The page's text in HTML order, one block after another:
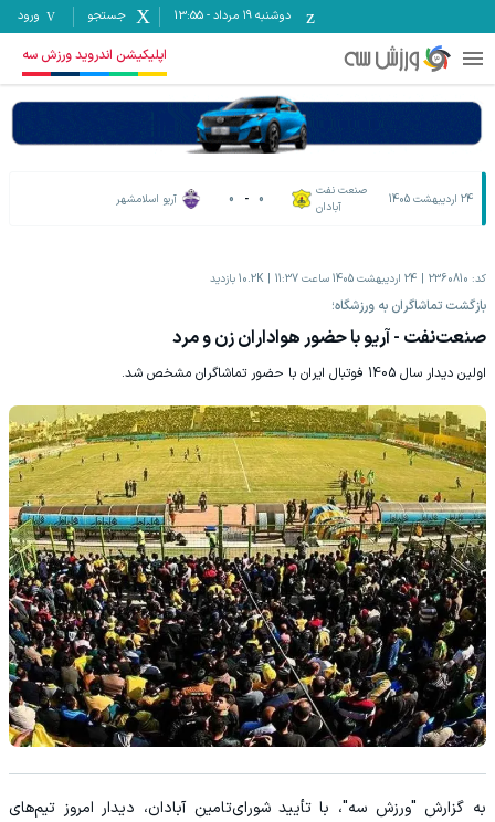
دوشنبه ۱۹ مرداد -
13:55 جستجو ورود
اپلیکیشن اندروید ورزش سه
24 اردیبهشت 1405
صنعت نفت
آبادان
0
-
0 آریو اسلامشهر
کد: 2360810 24 اردیبهشت 1405 ساعت 11:37 10.2K بازدید
بازگشت تماشاگران به ورزشگاه؛
صنعت‌نفت - آریو با حضور هواداران زن و مرد
اولین دیدار سال 1405 فوتبال ایران با حضور تماشاگران مشخص شد.
به گزارش "ورزش سه"، با تأیید شورای‌تامین آبادان، دیدار امروز تیم‌های